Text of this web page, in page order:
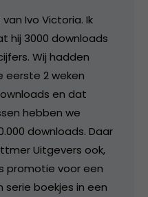
Ivo Victoria. Ik
hij 3000 downloads
Wij hadden
eerste 2 weken
en dat
hebben we
downloads. Daar
Uitgevers ook,
promotie voor een
serie boekjes in een